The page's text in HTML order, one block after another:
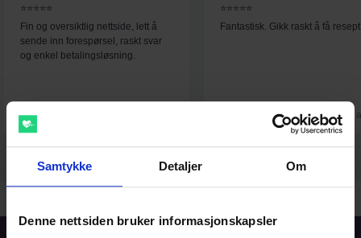
Samtykke Detaljer Om
Denne nettsiden bruker informasjonskapsler
⭐⭐⭐⭐⭐
Fin og oversiktlig nettside, lett å
sende inn forespørsel, raskt svar
og enkel betalingsløsning.
Christel
⭐⭐⭐⭐⭐
Fantastisk. Gikk raskt å få
1.